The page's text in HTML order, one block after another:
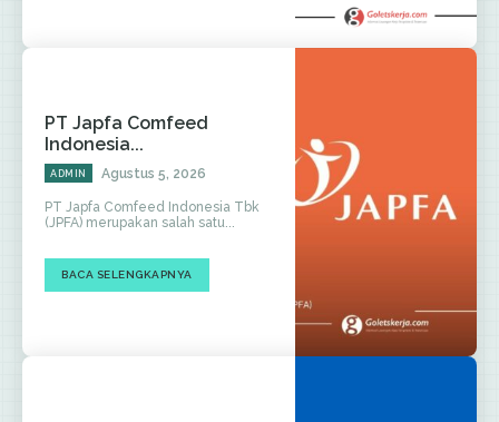
PT Japfa Comfeed
Indonesia...
ADMIN Agustus 5, 2026
PT Japfa Comfeed Indonesia Tbk
(JPFA) merupakan salah satu...
BACA SELENGKAPNYA